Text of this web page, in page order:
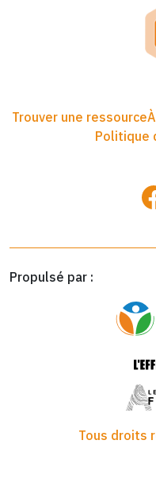
Trouver une ressource
Politique
Propulsé par :
Tous droits